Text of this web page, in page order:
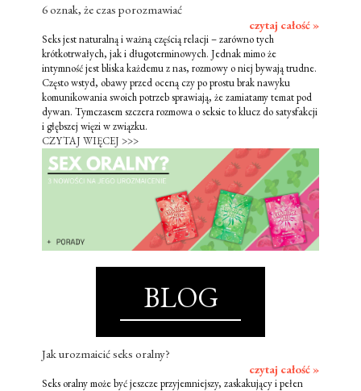
6 oznak, że czas porozmawiać
czytaj całość »
Seks jest naturalną i ważną częścią relacji – zarówno tych
krótkotrwałych, jak i długoterminowych. Jednak mimo że
intymność jest bliska każdemu z nas, rozmowy o niej bywają trudne.
Często wstyd, obawy przed oceną czy po prostu brak nawyku
komunikowania swoich potrzeb sprawiają, że zamiatamy temat pod
dywan. Tymczasem szczera rozmowa o seksie to klucz do satysfakcji
i głębszej więzi w związku.
CZYTAJ WIĘCEJ >>>
BLOG
Jak urozmaicić seks oralny?
czytaj całość »
Seks oralny może być jeszcze przyjemniejszy, zaskakujący i pełen